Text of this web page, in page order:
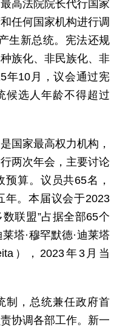
高法院院长代行国家
任何国家机构进行调
生新总统。宪法还规
族化、非民族化、非
年10月，议会通过宪
候选人年龄不得超过
国家最高权力机构，
两次年会，主要讨论
算。议员共65名，
年。本届议会于2023
联盟”占据全部65个
塔·穆罕默德·迪莱塔
），2023年3月当
制，总统兼任政府首
协调各部工作。新一